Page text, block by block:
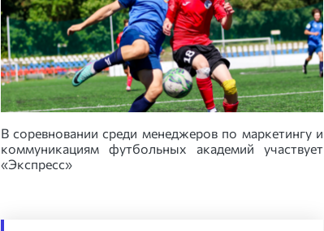
В соревновании среди менеджеров по маркетингу и
коммуникациям футбольных академий участвует
«Экспресс»